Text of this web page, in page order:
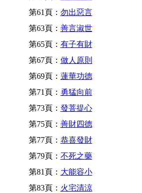
第61頁： 勿出惡言
第63頁： 善言淑世
第65頁： 有子有財
第67頁： 做人原則
第69頁： 蓮華功德
第71頁： 勇猛向前
第73頁： 發菩提心
第75頁： 善財四德
第77頁： 恭喜發財
第79頁： 不死之藥
第81頁： 大能容小
第83頁： 火宅清涼